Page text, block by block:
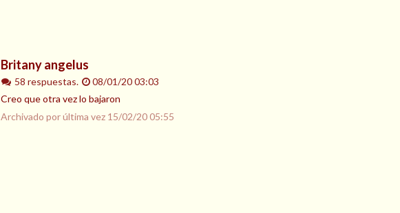
Britany angelus
58 respuestas.
08/01/20 03:03
Creo que otra vez lo bajaron
Archivado por última vez 15/02/20 05:55